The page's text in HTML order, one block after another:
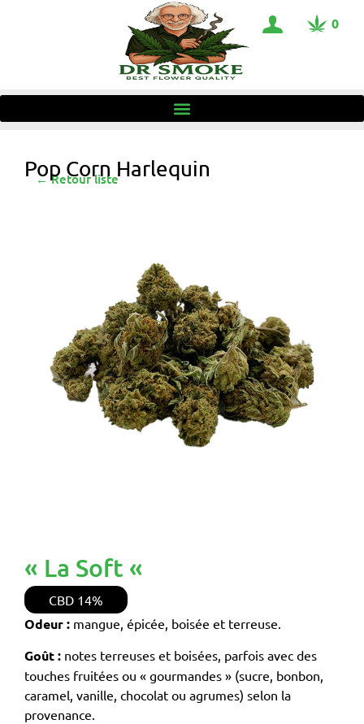
0
← Retour liste
Pop Corn Harlequin
« La Soft «
CBD 14%
Odeur : mangue, épicée, boisée et terreuse.
Goût : notes terreuses et boisées, parfois avec des
touches fruitées ou « gourmandes » (sucre, bonbon,
caramel, vanille, chocolat ou agrumes) selon la
provenance.